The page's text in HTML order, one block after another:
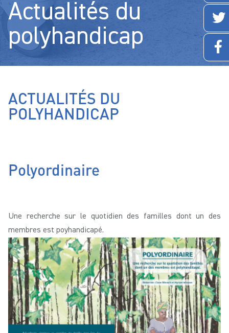
Actualités du
polyhandicap
ACTUALITÉS DU
POLYHANDICAP
Polyordinaire
Une recherche sur le quotidien des familles dont un des
membres est poyhandicapé.